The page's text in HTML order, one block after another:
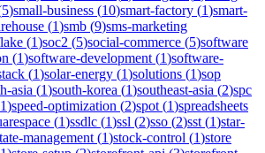
5)small-business (10)smart-factory (1)smart-
(1)smb (9)sms-marketing
(1)soc2 (5)social-commerce (5)software
(1)software-development (1)software-
(1)solar-energy (1)solutions (1)sop
asia (1)south-korea (1)southeast-asia (2)spc
1)speed-optimization (2)spot (1)spreadsheets
(1)ssdlc (1)ssl (2)sso (2)sst (1)star-
management (1)stock-control (1)store